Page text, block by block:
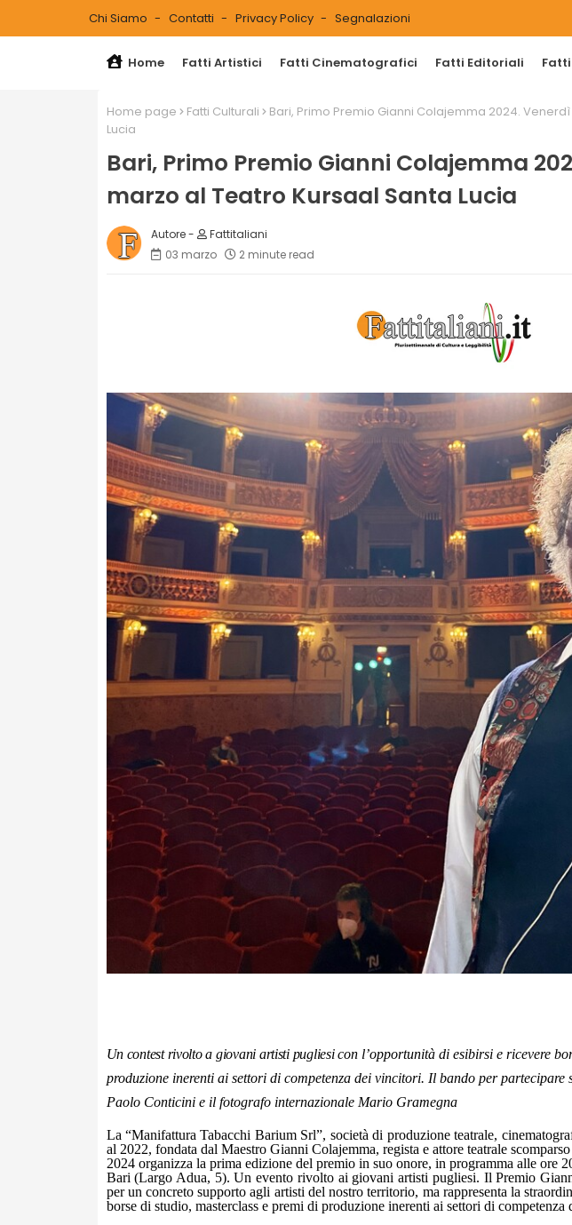
Chi Siamo Contatti Privacy Policy Segnalazioni
Home Fatti Artistici Fatti Cinematografici Fatti Editoriali
Home page Fatti Culturali
Bari, Primo Premio Gianni Colajemma 2024.
Lucia
Bari, Primo Premio Gianni Colajemma
marzo al Teatro Kursaal Santa Lucia
Fattitaliani
03 marzo
2 minute read
Un contest rivolto a giovani artisti pugliesicon l’opportunità di esibirsi e ricevere
produzione inerenti ai settori di competenza dei vincitori. Il bando per partecipare
Paolo Conticini e il fotografo internazionale Mario Gramegna
La “Manifattura Tabacchi Barium Srl”, società di produzione teatrale,
al 2022, fondata dal Maestro Gianni Colajemma, regista e attore teatrale
2024 organizza la prima edizione del premio in suo onore, in programma alle ore
Bari (Largo Adua, 5). Un evento rivolto ai giovani artisti pugliesi. Il Premio
per un concreto supporto agli artisti del nostro territorio, ma rappresenta la
borse di studio, masterclass e premi di produzione inerenti ai settori di competenza